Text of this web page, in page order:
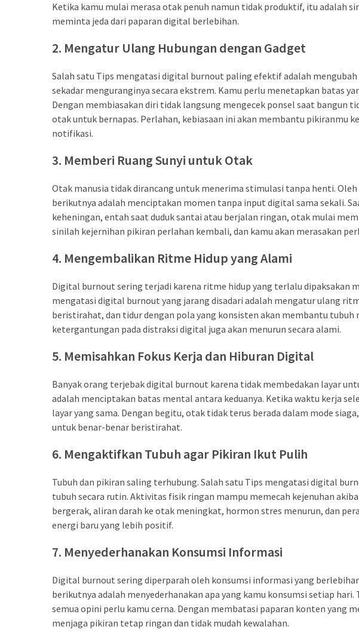
Ketika kamu mulai merasa otak penuh namun tidak produktif, itu adalah
meminta jeda dari paparan digital berlebihan.
2. Mengatur Ulang Hubungan dengan Gadget
Salah satu Tips mengatasi digital burnout paling efektif adalah
sekadar menguranginya secara ekstrem. Kamu perlu menetapkan batas
Dengan membiasakan diri tidak langsung mengecek ponsel saat bangun
otak untuk bernapas. Perlahan, kebiasaan ini akan membantu pikiranmu
notifikasi.
3. Memberi Ruang Sunyi untuk Otak
Otak manusia tidak dirancang untuk menerima stimulasi tanpa henti.
berikutnya adalah menciptakan momen tanpa input digital sama sekali.
keheningan, entah saat duduk santai atau berjalan ringan, otak mulai
sinilah kejernihan pikiran perlahan kembali, dan kamu akan merasakan
4. Mengembalikan Ritme Hidup yang Alami
Digital burnout sering terjadi karena ritme hidup yang terlalu dipaksakan
mengatasi digital burnout yang jarang disadari adalah mengatur ulang
beristirahat, dan tidur dengan pola yang konsisten akan membantu
ketergantungan pada distraksi digital juga akan menurun secara alami.
5. Memisahkan Fokus Kerja dan Hiburan Digital
Banyak orang terjebak digital burnout karena tidak membedakan layar
adalah menciptakan batas mental antara keduanya. Ketika waktu kerja
layar yang sama. Dengan begitu, otak tidak terus berada dalam mode
untuk benar-benar beristirahat.
6. Mengaktifkan Tubuh agar Pikiran Ikut Pulih
Tubuh dan pikiran saling terhubung. Salah satu Tips mengatasi digital
tubuh secara rutin. Aktivitas fisik ringan mampu memecah kejenuhan
bergerak, aliran darah ke otak meningkat, hormon stres menurun, dan
energi baru yang lebih positif.
7. Menyederhanakan Konsumsi Informasi
Digital burnout sering diperparah oleh konsumsi informasi yang
berikutnya adalah menyederhanakan apa yang kamu konsumsi setiap
semua opini perlu kamu cerna. Dengan membatasi paparan konten yang
menjaga pikiran tetap ringan dan tidak mudah kewalahan.